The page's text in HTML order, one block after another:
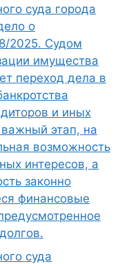
суда города
о
2025. Судом
имущества
переход дела в
и иных
этап, на
возможность
интересов, а
законно
финансовые
суда